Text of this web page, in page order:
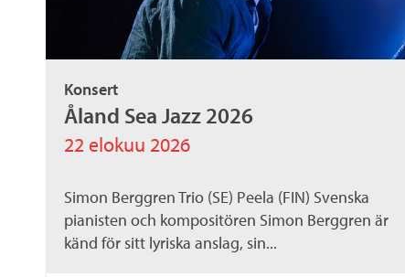
Konsert
Åland Sea Jazz 2026
22 elokuu 2026
Simon Berggren Trio (SE) Peela (FIN) Svenska
pianisten och kompositören Simon Berggren är
känd för sitt lyriska anslag, sin...